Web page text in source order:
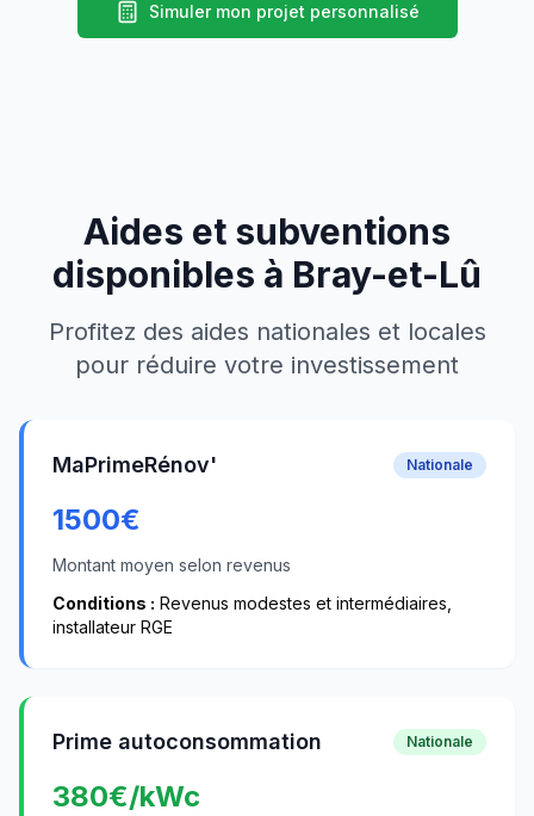
Simuler mon projet personnalisé
Aides et subventions
disponibles à Bray-et-Lû
Profitez des aides nationales et locales
pour réduire votre investissement
MaPrimeRénov' Nationale
1500€
Montant moyen selon revenus
Conditions : Revenus modestes et intermédiaires,
installateur RGE
Prime autoconsommation Nationale
380€/kWc